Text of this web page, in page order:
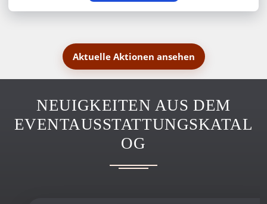
Aktuelle Aktionen ansehen
NEUIGKEITEN AUS DEM
EVENTAUSSTATTUNGSKATAL
OG